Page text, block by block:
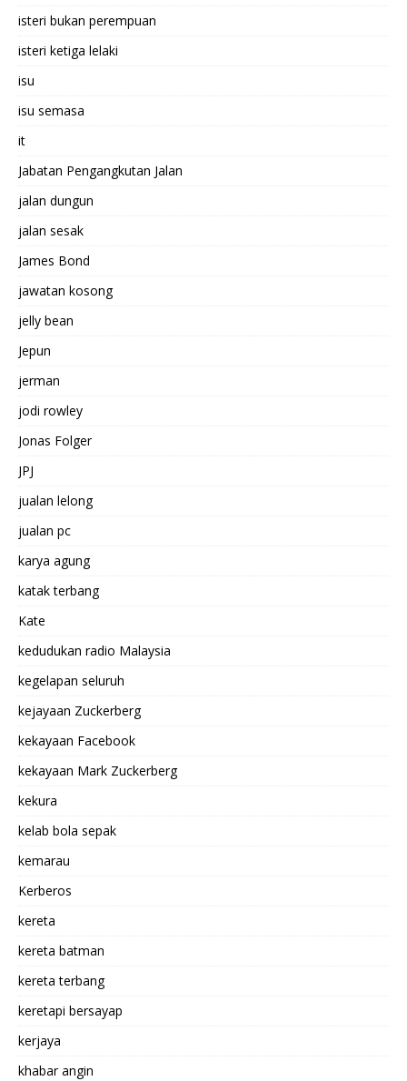
isteri bukan perempuan
isteri ketiga lelaki
isu
isu semasa
it
Jabatan Pengangkutan Jalan
jalan dungun
jalan sesak
James Bond
jawatan kosong
jelly bean
Jepun
jerman
jodi rowley
Jonas Folger
JPJ
jualan lelong
jualan pc
karya agung
katak terbang
Kate
kedudukan radio Malaysia
kegelapan seluruh
kejayaan Zuckerberg
kekayaan Facebook
kekayaan Mark Zuckerberg
kekura
kelab bola sepak
kemarau
Kerberos
kereta
kereta batman
kereta terbang
keretapi bersayap
kerjaya
khabar angin